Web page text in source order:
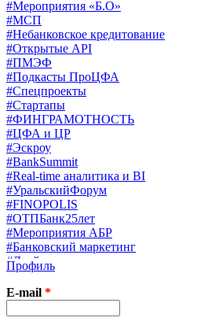
#Мероприятия «Б.О»
#МСП
#Небанковское кредитование
#Открытые API
#ПМЭФ
#Подкасты ПроЦФА
#Спецпроекты
#Стартапы
#ФИНГРАМОТНОСТЬ
#ЦФА и ЦР
#Эскроу
#BankSummit
#Real-time аналитика и BI
#УральскийФорум
#FINOPOLIS
#ОТПБанк25лет
#Мероприятия АБР
#Банковский маркетинг
#Драйверы страхования
#Финконгресс ЦБ
#PB&WM
#UX/CX
#Экосистемы
Профиль
E-mail *